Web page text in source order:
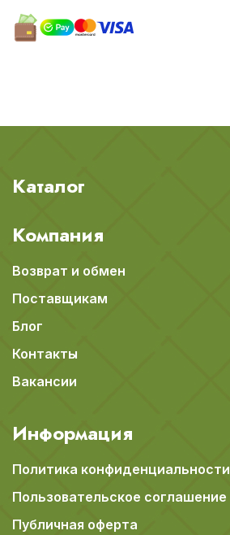
Каталог
Компания
Возврат и обмен
Поставщикам
Блог
Контакты
Вакансии
Информация
Политика конфиденциальности
Пользовательское соглашение
Публичная оферта